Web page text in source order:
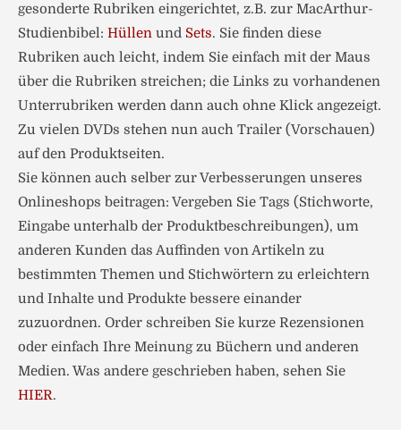
gesonderte Rubriken eingerichtet, z.B. zur MacArthur-
Studienbibel: Hüllen und Sets. Sie finden diese
Rubriken auch leicht, indem Sie einfach mit der Maus
über die Rubriken streichen; die Links zu vorhandenen
Unterrubriken werden dann auch ohne Klick angezeigt.
Zu vielen DVDs stehen nun auch Trailer (Vorschauen)
auf den Produktseiten.
Sie können auch selber zur Verbesserungen unseres
Onlineshops beitragen: Vergeben Sie Tags (Stichworte,
Eingabe unterhalb der Produktbeschreibungen), um
anderen Kunden das Auffinden von Artikeln zu
bestimmten Themen und Stichwörtern zu erleichtern
und Inhalte und Produkte bessere einander
zuzuordnen. Order schreiben Sie kurze Rezensionen
oder einfach Ihre Meinung zu Büchern und anderen
Medien. Was andere geschrieben haben, sehen Sie
HIER.